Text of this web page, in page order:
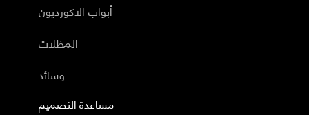
أبواب الاكورديون
المظلات
وسائد
مساعدة التصميم